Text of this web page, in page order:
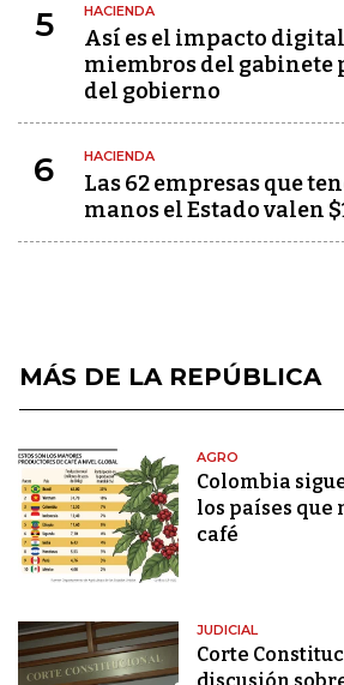
5 HACIENDA
Así es el impacto digital
miembros del gabinete
del gobierno
6 HACIENDA
Las 62 empresas que
manos el Estado valen
MÁS DE LA REPÚBLICA
AGRO
Colombia
los países que
café
JUDICIAL
Corte
discusión